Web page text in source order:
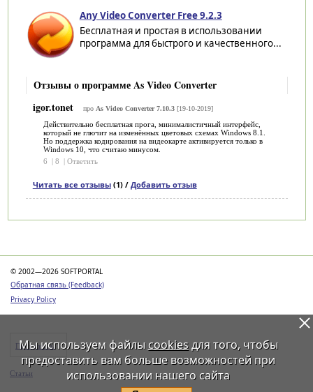
Any Video Converter Free 9.2.3
Бесплатная и простая в использовании
программа для быстрого и качественного...
Отзывы о программе As Video Converter
igor.tonet
про As Video Converter 7.10.3[19-10-2019]
Действительно бесплатная прога, минималистичный интерфейс,
который не глючит на изменённых цветовых схемах Windows 8.1.
Но поддержка кодирования на видеокарте активируется только в
Windows 10, что считаю минусом.
6
8 Ответить
Читать все отзывы(1) / Добавить отзыв
© 2002—2026 SOFTPORTAL
Обратная связь (Feedback)
Privacy Policy
Программы
Статьи
Мы используем файлы cookiesдля того, чтобы
предоставить вам больше возможностей при
использовании нашего сайта